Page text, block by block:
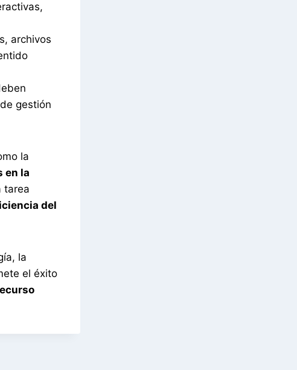
archivos
gestión
la
en la
tarea
del
la
el éxito